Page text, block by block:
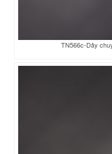
TN566c-Dây